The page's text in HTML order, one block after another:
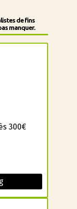
de fins
manquer.
300€